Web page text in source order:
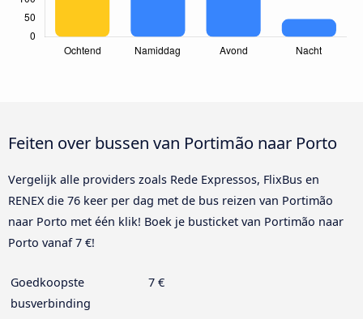
Feiten over bussen van Portimão naar Porto
Vergelijk alle providers zoals Rede Expressos, FlixBus en
RENEX die 76 keer per dag met de bus reizen van Portimão
naar Porto met één klik! Boek je busticket van Portimão naar
Porto vanaf 7 €!
Goedkoopste
busverbinding
7 €